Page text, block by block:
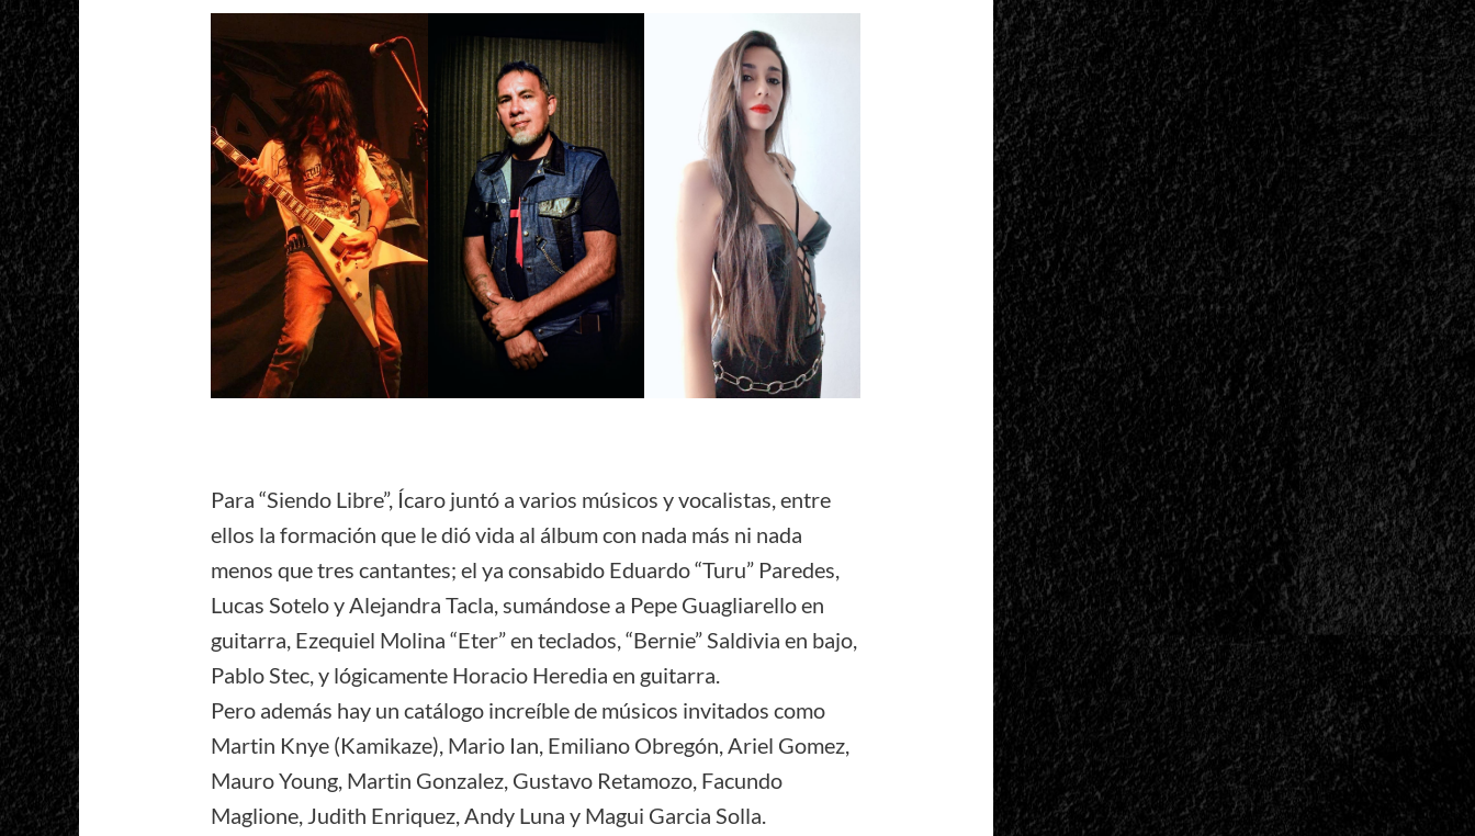
Para “Siendo Libre”, Ícaro juntó a varios músicos y vocalistas, entre
ellos la formación que le dió vida al álbum con nada más ni nada
menos que tres cantantes; el ya consabido Eduardo “Turu” Paredes,
Lucas Sotelo y Alejandra Tacla, sumándose a Pepe Guagliarello en
guitarra, Ezequiel Molina “Eter” en teclados, “Bernie” Saldivia en bajo,
Pablo Stec, y lógicamente Horacio Heredia en guitarra.
Pero además hay un catálogo increíble de músicos invitados como
Martin Knye (Kamikaze), Mario Ian, Emiliano Obregón, Ariel Gomez,
Mauro Young, Martin Gonzalez, Gustavo Retamozo, Facundo
Maglione, Judith Enriquez, Andy Luna y Magui Garcia Solla.